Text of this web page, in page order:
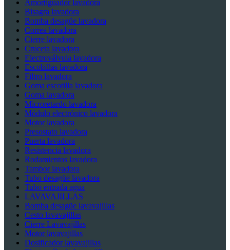
Amortiguador lavadora
Bisagra lavadora
Bomba desagüe lavadora
Correa lavadora
Cierre lavadora
Cruceta lavadora
Electroválvula lavadora
Escobillas lavadora
Filtro lavadora
Goma escotilla lavadora
Goma lavadora
Microretardo lavadora
Módulo electrónico lavadora
Motor lavadora
Presostato lavadora
Puerta lavadora
Resistencia lavadora
Rodamientos lavadora
Tambor lavadora
Tubo desagüe lavadora
Tubo entrada agua
LAVAVAJILLAS
Bomba desagüe lavavajillas
Cesto lavavajillas
Cierre Lavavajillas
Motor lavavajillas
Dosificador lavavajillas